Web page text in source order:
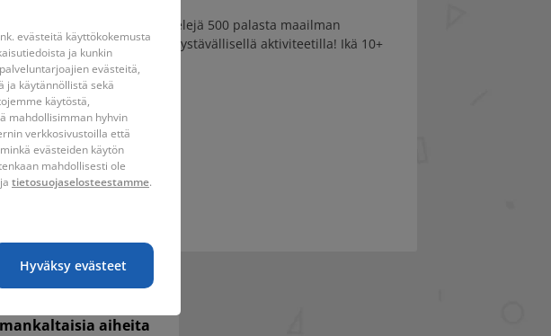
aikuiselle jotakin, palapelejä 500 palasta maailman
laadusta tällä perheystävällisellä aktiviteetilla! Ikä 10+
aiheita
evästeitä käyttökokemusta
ja kunkin
evästeitä,
ja käytännöllistä sekä
käytöstä,
mahdollisimman hyhvin
verkkosivustoilla että
evästeiden käytön
mahdollisesti ole
tietosuojaselosteestamme.
Hyväksy evästeet